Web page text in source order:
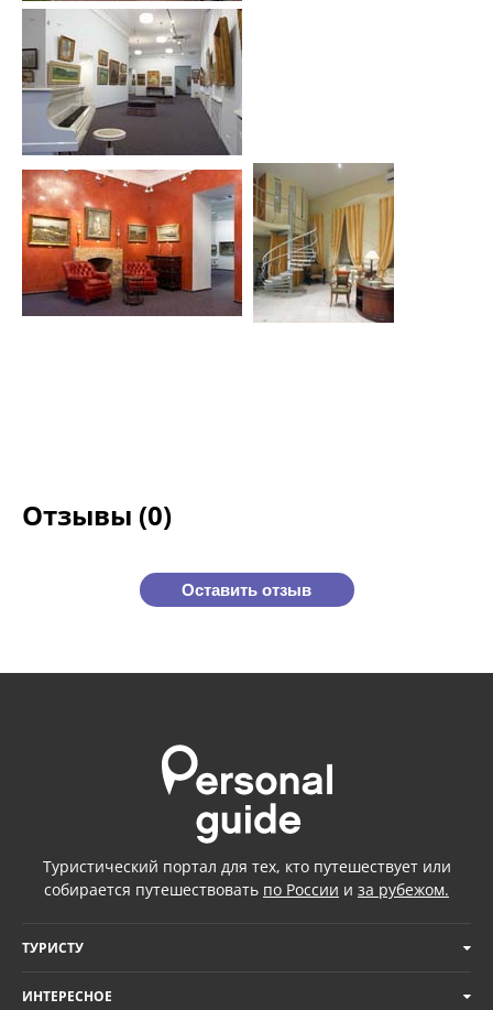
Отзывы (0)
Оставить отзыв
Туристический портал для тех, кто путешествует или
собирается путешествовать по России и за рубежом.
ТУРИСТУ
ИНТЕРЕСНОЕ